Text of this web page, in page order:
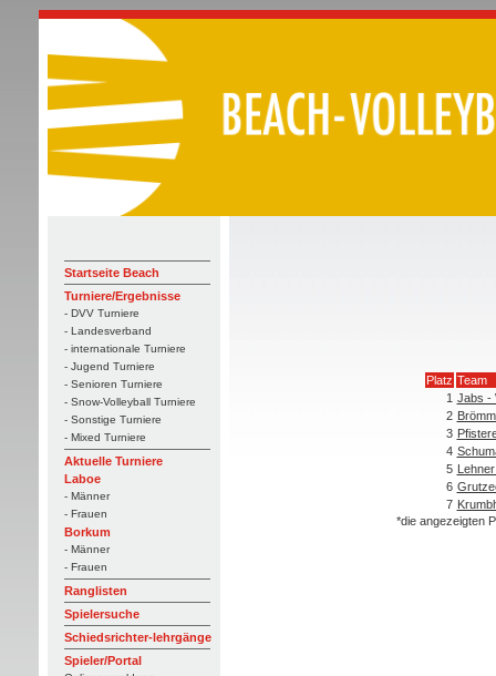
Startseite Beach
Turniere/Ergebnisse
- DVV Turniere
- Landesverband
- internationale Turniere
- Jugend Turniere
- Senioren Turniere
- Snow-Volleyball Turniere
- Sonstige Turniere
- Mixed Turniere
Aktuelle Turniere
Laboe
- Männer
- Frauen
Borkum
- Männer
- Frauen
Ranglisten
Spielersuche
Schiedsrichter-lehrgänge
Spieler/Portal
Platz Team
1 Jabs -
2
3
4
5
6
7
*die angezeigten